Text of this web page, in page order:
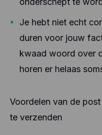
Je hebt niet echt
duren voor jouw
kwaad woord over
horen er helaas
Voordelen van de
te verzenden